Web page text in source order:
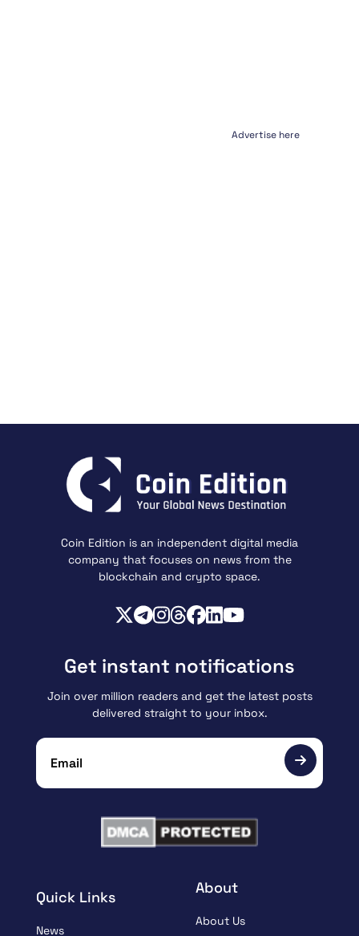
Advertise here
Coin Edition is an independent digital media
company that focuses on news from the
blockchain and crypto space.
Quick Links
News
About
About Us
Get instant notifications
Join over million readers and get the latest posts
delivered straight to your inbox.